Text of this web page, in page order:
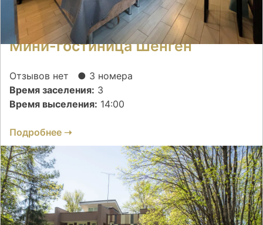
Мини-гостиница Шенген
Отзывов нет
● 3 номера
Время заселения: 3
Время выселения: 14:00
Подробнее ➝